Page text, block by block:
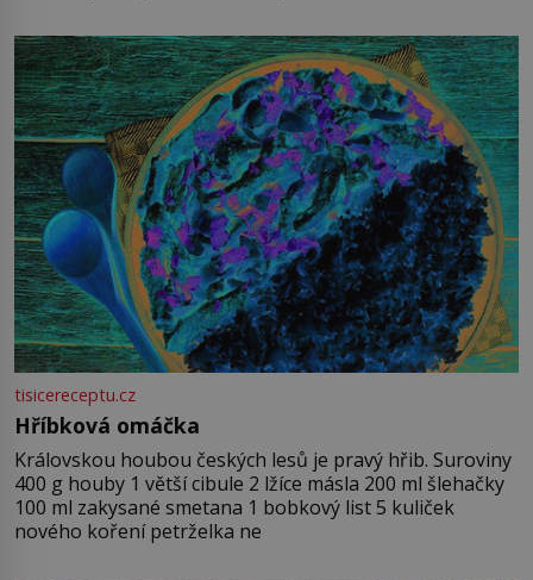
tisicereceptu.cz
Hříbková omáčka
Královskou houbou českých lesů je pravý hřib. Suroviny
400 g houby 1 větší cibule 2 lžíce másla 200 ml šlehačky
100 ml zakysané smetana 1 bobkový list 5 kuliček
nového koření petrželka ne